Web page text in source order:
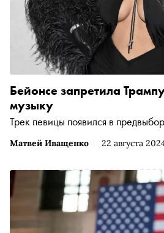
Матвей Иващенко 22 августа
Бейонсе запретила
музыку
Трек певицы появился в